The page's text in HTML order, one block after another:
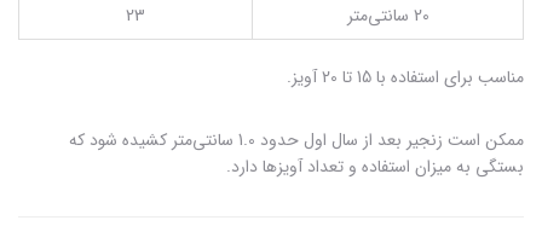
20 سانتی‌متر
23
مناسب برای استفاده با 15 تا 20 آویز.
ممکن است زنجیر بعد از سال اول حدود 1.0 سانتی‌متر کشیده شود که
بستگی به میزان استفاده و تعداد آویزها دارد.